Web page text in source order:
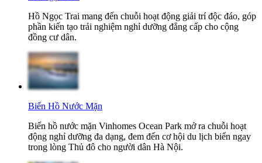
Hồ Ngọc Trai mang đến chuỗi hoạt động giải trí độc đáo, góp
phần kiến tạo trải nghiệm nghỉ dưỡng đẳng cấp cho cộng
đồng cư dân.
Biển Hồ Nước Mặn
Biển hồ nước mặn Vinhomes Ocean Park mở ra chuỗi hoạt
động nghỉ dưỡng đa dạng, đem đến cơ hội du lịch biển ngay
trong lòng Thủ đô cho người dân Hà Nội.